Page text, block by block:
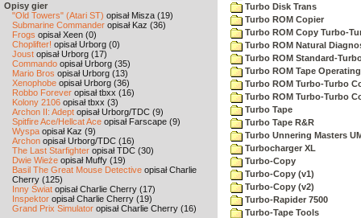
Opisy gier
"Old Towers" (Atari ST) opisał Misza (19)
Submarine Commander opisał Kaz (36)
Frogs opisał Xeen (0)
Choplifter! opisał Urborg (0)
Joust opisał Urborg (17)
Commando opisał Urborg (35)
Mario Bros opisał Urborg (13)
Xenophobe opisał Urborg (36)
Robbo Forever opisał tbxx (16)
Kolony 2106 opisał tbxx (3)
Archon II: Adept opisał Urborg/TDC (9)
Spitfire Ace/Hellcat Ace opisał Farscape (9)
Wyspa opisał Kaz (9)
Archon opisał Urborg/TDC (16)
The Last Starfighter opisał TDC (30)
Dwie Wieże opisał Muffy (19)
Basil The Great Mouse Detective opisał Charlie
Cherry (125)
Inny Świat opisał Charlie Cherry (17)
Inspektor opisał Charlie Cherry (19)
Grand Prix Simulator opisał Charlie Cherry (16)
Turbo Disk Trans
Turbo ROM Copier
Turbo ROM Copy Turbo-
Turbo ROM Natural
Turbo ROM Standard-
Turbo ROM Tape
Turbo ROM Turbo-Turbo
Turbo ROM Turbo-Turbo
Turbo Tape
Turbo Tape R&R
Turbo Unnering Masters
Turbocharger XL
Turbo-Copy
Turbo-Copy (v1)
Turbo-Copy (v2)
Turbo-Rapider 7500
Turbo-Tape Tools